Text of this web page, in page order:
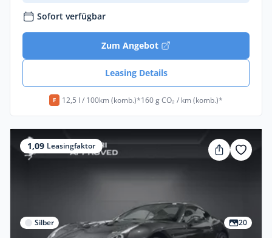
Sofort verfügbar
Zum Angebot
Leasing Details
F 12,5 l / 100km (komb.)*160 g CO₂ / km (komb.)*
1,09 Leasingfaktor
Silber 20